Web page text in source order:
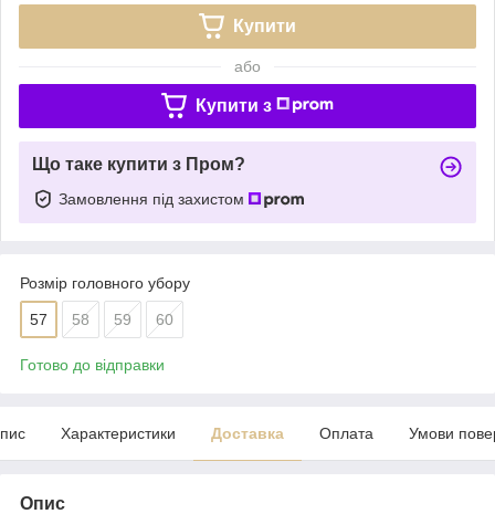
Купити
або
Купити з
Що таке купити з Пром?
Замовлення під захистом
Розмір головного убору
57 58 59 60
Готово до відправки
Характеристики Доставка Оплата Умови
Опис